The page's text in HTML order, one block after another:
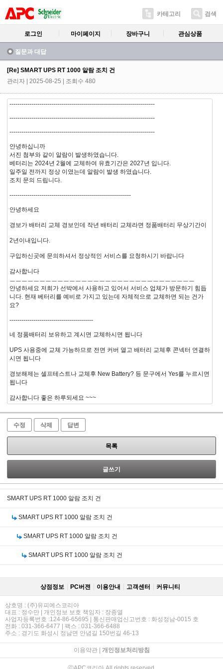
카테고리 검색
로그인 마이페이지 장바구니 관심상품
질문과 대답
[Re] SMART UPS RT 1000 알람 조치 건
관리자
| 2025-08-25 | 조회수 480
-------------------------------------------------------------------------
-------------------------------------------------------------------------
-------------------------------------------------------------------------
안녕하십니까
서진 첨부와 같이 알람이 발생하였습니다.
베터리는 2024년 2월에 교체하여 유효기간은 2027년 입니다.
일주일 전까지 정상 이였는데 알람이 발생 하였습니다.
조치 문의 드립니다.
-------------------------------------------------------------
안녕하세요
경보가 배터리 교체 경보인데 작년 배터리 교체라면 정품배터리 무상기간이
2년이내입니다.
구입하신곳에 문의하셔서 정상적인 서비스를 요청하시기 바랍니다
감사합니다
ㅡㅡㅡㅡㅡㅡㅡㅡㅡㅡㅡㅡㅡㅡㅡㅡㅡㅡㅡㅡㅡㅡㅡㅡㅡㅡㅡㅡㅡㅡㅡ
안녕하세요 저희가 선박에서 사용하고 있어서 서비스 업체가 방문하기 힘듭
니다. 현재 베터리를 예비로 가지고 있는데 자체적으로 교체하면 되는 건가
요?
------------------------------------------
네 정품배터리 보유하고 계시면 교체하시면 됩니다
UPS 사용중에 교체 가능하므로 전면 커버 열고 배터리 교체후 콘넥터 연결하
시면 됩니다
경보해제는 셀프테스트나 교체후 New Battery? 등 문구에서 Yes를 누르시면
됩니다
감사합니다 좋은 하루되세요 ~~~
수정 삭제 답변
목록
글쓰기
SMART UPS RT 1000 알람 조치 건
SMART UPS RT 1000 알람 조치 건
SMART UPS RT 1000 알람 조치 건
SMART UPS RT 1000 알람 조치 건
상점정보 PC버젼 이용안내 고객센터 커뮤니티
상호명 : (주)유피에스코리아
대표 : 정수만 | 개인정보 보호 책임자 : 장종열
사업자등록번호 :124-86-65695 | 통신판매업신고번호 : 화성정남-0015 호
전화 : 031-366-6477 | 팩스 : 031-366-6488
주소 : 경기도 화성시 정남면 안념길 150번길 46-13
이용약관| 개인정보처리방침